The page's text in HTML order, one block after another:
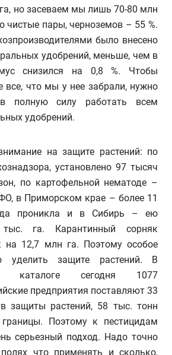
но засеваем мы лишь 70-80 млн
чистые пары, черноземов – 55 %.
было внесено
удобрений, меньше, чем в
снизился на 0,8 %. Чтобы
все, что мы у нее забрали, нужно
полную силу работать всем
удобрений.
на защите растений: по
установлено 97 тысяч
по картофельной нематоде –
в Приморском крае – более 11
проникла и в Сибирь – ею
га. Карантинный сорняк
на 12,7 млн га. Поэтому особое
уделить защите растений. В
каталоге сегодня 1077
предприятия поставляют 33
защиты растений, 58 тыс. тонн
границы. Поэтому к пестицидам
серьезный подход. Надо точно
что применять и сколько,